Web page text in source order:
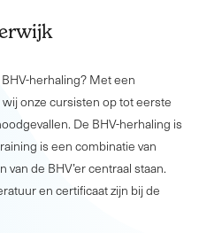
herhaling? Met een
onze cursisten op tot eerste
De BHV-herhaling is
is een combinatie van
de BHV’er centraal staan.
en certificaat zijn bij de